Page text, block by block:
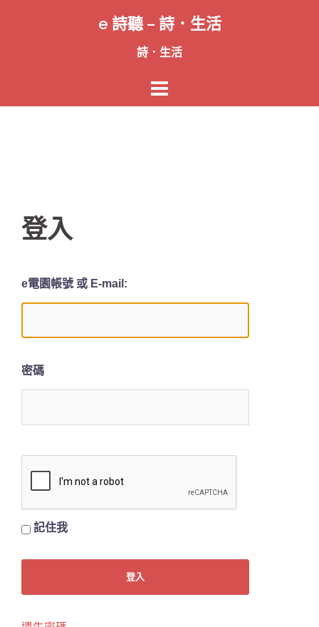
容
e 詩聽 – 詩．生活
詩．生活
登入
e電園帳號 或 E-mail:
密碼
記住我